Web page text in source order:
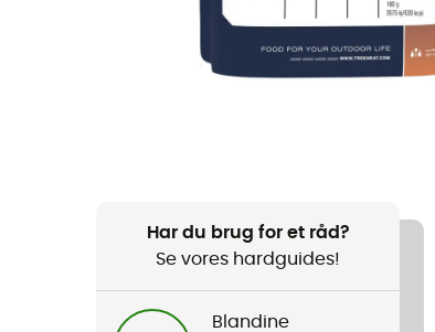
Har du brug for et råd?
Se vores hardguides!
Blandine